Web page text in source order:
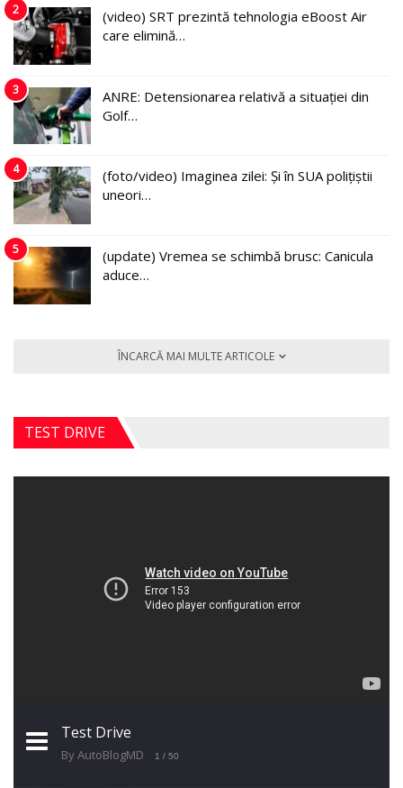
2
(video) SRT prezintă tehnologia eBoost Air
care elimină…
3
ANRE: Detensionarea relativă a situației din
Golf…
4
(foto/video) Imaginea zilei: Și în SUA polițiștii
uneori…
5
(update) Vremea se schimbă brusc: Canicula
aduce…
ÎNCARCĂ MAI MULTE ARTICOLE
TEST DRIVE
Test Drive
By AutoBlogMD 1 / 50